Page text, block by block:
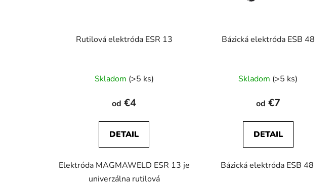
Rutilová elektróda ESR 13
Skladom (>5 ks)
od €4
DETAIL
Elektróda MAGMAWELD ESR 13 je
univerzálna rutilová
Bázická elektróda ESB 48
hodnotenie
produktu
3,3
z
hviezdičiek.
Skladom (>5 ks)
od €7
DETAIL
Bázická elektróda ESB 48